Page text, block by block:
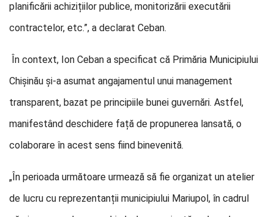
planificării achizițiilor publice, monitorizării executării
contractelor, etc.”, a declarat Ceban.
În context, Ion Ceban a specificat că Primăria Municipiului
Chișinău și-a asumat angajamentul unui management
transparent, bazat pe principiile bunei guvernări. Astfel,
manifestând deschidere față de propunerea lansată, o
colaborare în acest sens fiind binevenită.
„În perioada următoare urmează să fie organizat un atelier
de lucru cu reprezentanții municipiului Mariupol, în cadrul